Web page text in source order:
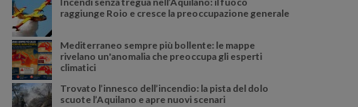
raggiunge Roio e cresce la preoccupazione generale
Mediterraneo sempre più bollente: le mappe
rivelano un'anomalia che preoccupa gli esperti
climatici
Trovato l’innesco dell’incendio: la pista del dolo
scuote l’Aquilano e apre nuovi scenari